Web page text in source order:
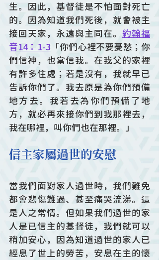
生。因此，基督徒是不怕面對死亡
的。因為知道我們死後，就會被主
接回天家，永遠與主同在。 約翰福
音14：1-3 「你們心裡不要憂愁；你
們信神，也當信我。在我父的家裡
有許多住處；若是沒有，我就早已
告訴你們了。我去原是為你們預備
地方去。我若去為你們預備了地
方，就必再來接你們到我那裡去，
我在哪裡，叫你們也在那裡。」
信主家屬過世的安慰
當我們面對家人過世時，我們難免
都會悲傷難過、甚至痛哭流涕。這
是人之常情。但如果我們過世的家
人是已信主的基督徒，我們就可以
稍加安心，因為知道過世的家人已
經息了世上的勞苦，安息在主的懷